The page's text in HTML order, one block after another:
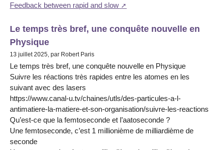
Feedback between rapid and slow
Le temps très bref, une conquête nouvelle en
Physique
13 juillet 2025, par Robert Paris
Le temps très bref, une conquête nouvelle en Physique
Suivre les réactions très rapides entre les atomes en les
suivant avec des lasers
https://www.canal-u.tv/chaines/utls/des-particules-a-l-
antimatiere-la-matiere-et-son-organisation/suivre-les-reactions
Qu’est-ce que la femtoseconde et l’aatoseconde ?
Une femtoseconde, c’est 1 millionième de milliardième de
seconde